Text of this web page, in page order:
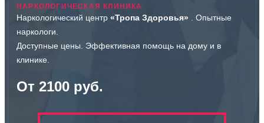
НАРКОЛОГИЧЕСКАЯ КЛИНИКА
Наркологический центр «Тропа Здоровья»
. Опытные
наркологи.
Доступные цены. Эффективная помощь на дому и в
клинике.
От 2100 руб.